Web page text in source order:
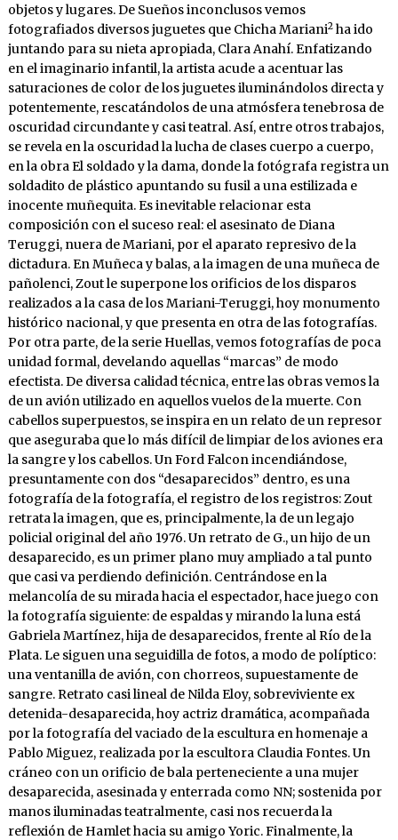
objetos y lugares. De Sueños inconclusos vemos
fotografiados diversos juguetes que Chicha Mariani2ha ido
juntando para su nieta apropiada, Clara Anahí. Enfatizando
en el imaginario infantil, la artista acude a acentuar las
saturaciones de color de los juguetes iluminándolos directa y
potentemente, rescatándolos de una atmósfera tenebrosa de
oscuridad circundante y casi teatral. Así, entre otros trabajos,
se revela en la oscuridad la lucha de clases cuerpo a cuerpo,
en la obra El soldado y la dama, donde la fotógrafa registra un
soldadito de plástico apuntando su fusil a una estilizada e
inocente muñequita. Es inevitable relacionar esta
composición con el suceso real: el asesinato de Diana
Teruggi, nuera de Mariani, por el aparato represivo de la
dictadura. En Muñeca y balas, a la imagen de una muñeca de
pañolenci, Zout le superpone los orificios de los disparos
realizados a la casa de los Mariani-Teruggi, hoy monumento
histórico nacional, y que presenta en otra de las fotografías.
Por otra parte, de la serie Huellas, vemos fotografías de poca
unidad formal, develando aquellas “marcas” de modo
efectista. De diversa calidad técnica, entre las obras vemos la
de un avión utilizado en aquellos vuelos de la muerte. Con
cabellos superpuestos, se inspira en un relato de un represor
que aseguraba que lo más difícil de limpiar de los aviones era
la sangre y los cabellos. Un Ford Falcon incendiándose,
presuntamente con dos “desaparecidos” dentro, es una
fotografía de la fotografía, el registro de los registros: Zout
retrata la imagen, que es, principalmente, la de un legajo
policial original del año 1976. Un retrato de G., un hijo de un
desaparecido, es un primer plano muy ampliado a tal punto
que casi va perdiendo definición. Centrándose en la
melancolía de su mirada hacia el espectador, hace juego con
la fotografía siguiente: de espaldas y mirando la luna está
Gabriela Martínez, hija de desaparecidos, frente al Río de la
Plata. Le siguen una seguidilla de fotos, a modo de políptico:
una ventanilla de avión, con chorreos, supuestamente de
sangre. Retrato casi lineal de Nilda Eloy, sobreviviente ex
detenida-desaparecida, hoy actriz dramática, acompañada
por la fotografía del vaciado de la escultura en homenaje a
Pablo Miguez, realizada por la escultora Claudia Fontes. Un
cráneo con un orificio de bala perteneciente a una mujer
desaparecida, asesinada y enterrada como NN; sostenida por
manos iluminadas teatralmente, casi nos recuerda la
reflexión de Hamlet hacia su amigo Yoric. Finalmente, la